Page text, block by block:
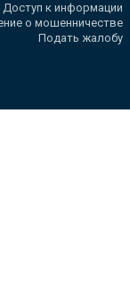
Доступ к информации
о мошенничестве
Подать жалобу